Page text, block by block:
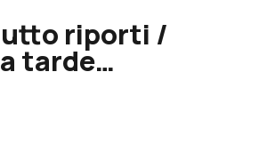
riporti /
tarde…